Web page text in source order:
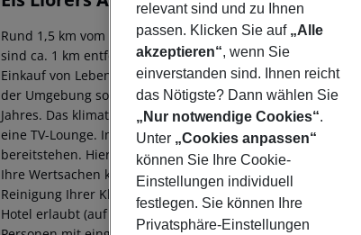
Rund 1,5 km vom Strand entfernt liegt das Apart-Hotel
sind ca. 1 km entfernt. Zur Innenstadt sind es ca. 1,5 km.
Einkauf von Lebensmitteln gibt es einen Supermarkt in
der Umgebung sorgen eine Diskothek (ca. 2 km entfernt)
Jahres. Das klimatisierte Hotel verfügt über eine 24h am
eine TV-Lounge. Im Außenbereich befindet sich ein
bereitstehen. Hier gibt es auch einen separaten
Ihre Wertsachen können Sie gegen Gebühr im
Reinigung Ihrer Kleidung steht Ihnen ein Wäscheservice
Hotel erlaubt (auf Anfrage). Aufgrund seiner
relevant sind und zu Ihnen
passen. Klicken Sie auf „Alle
akzeptieren“, wenn Sie
einverstanden sind. Ihnen reicht
das Nötigste? Dann wählen Sie
„Nur notwendige Cookies“.
Unter „Cookies anpassen“
können Sie Ihre Cookie-
Einstellungen individuell
festlegen. Sie können Ihre
Privatsphäre-Einstellungen